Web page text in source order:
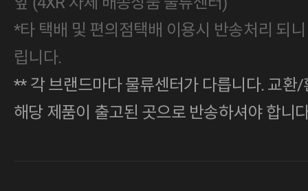
*타 택배 및 편의점택배 이용시 반송처리 되
립니다.
** 각 브랜드마다 물류센터가 다릅니다. 교환
해당 제품이 출고된 곳으로 반송하셔야 합니